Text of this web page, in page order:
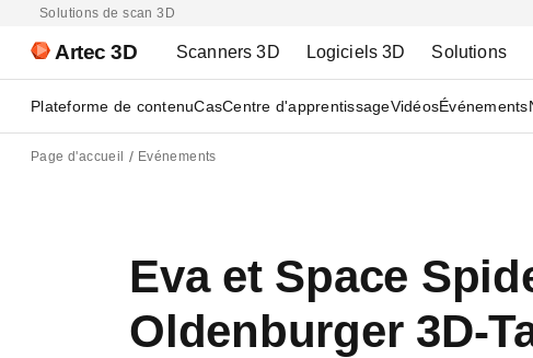
Solutions de scan 3D
Artec 3D Scanners 3D Logiciels 3D Solutions
Plateforme de contenuCasCentre d'apprentissageVidéosÉvénements
Page d'accueil Evénements
Eva et Space
Oldenburger 3D-